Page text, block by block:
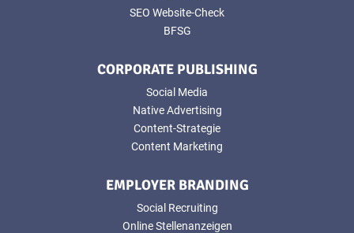
SEO Website-Check
BFSG
CORPORATE PUBLISHING
Social Media
Native Advertising
Content-Strategie
Content Marketing
EMPLOYER BRANDING
Social Recruiting
Online Stellenanzeigen